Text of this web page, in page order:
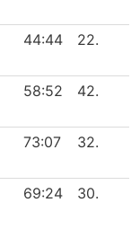
44:44 22.
58:52 42.
73:07 32.
69:24 30.